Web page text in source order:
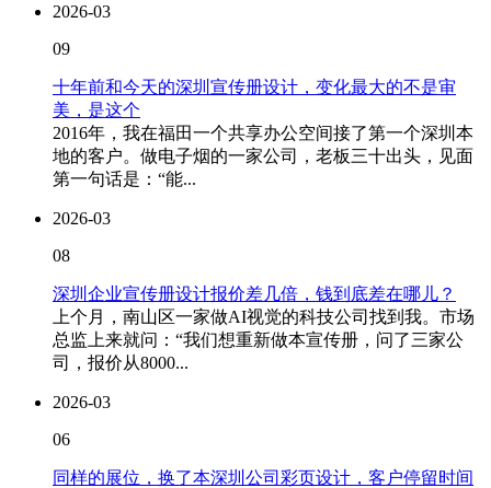
2026-03
09
十年前和今天的深圳宣传册设计，变化最大的不是审
美，是这个
2016年，我在福田一个共享办公空间接了第一个深圳本
地的客户。做电子烟的一家公司，老板三十出头，见面
第一句话是：“能...
2026-03
08
深圳企业宣传册设计报价差几倍，钱到底差在哪儿？
上个月，南山区一家做AI视觉的科技公司找到我。市场
总监上来就问：“我们想重新做本宣传册，问了三家公
司，报价从8000...
2026-03
06
同样的展位，换了本深圳公司彩页设计，客户停留时间